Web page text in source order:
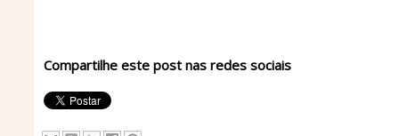
Compartilhe este post nas redes sociais